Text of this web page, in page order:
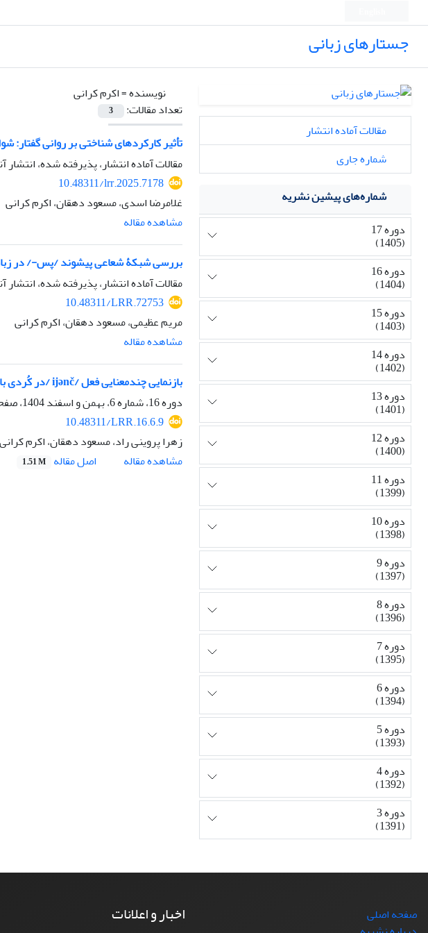
جستارهای زبانی
نویسنده =اکرم کرانی
تعداد مقالات:
3
تأثیر کارکردهای شناختی بر روانی
مقالات آماده انتشار، پذیرفته شده، انتشار
10.48311/lrr.2025.7178
غلامرضا اسدی، مسعود دهقان، اکرم کرانی
مشاهده مقاله
بررسی شبکۀ شعاعی پیشوند /پس-/ در
مقالات آماده انتشار، پذیرفته شده، انتشار
10.48311/LRR.72753
مریم عظیمی، مسعود دهقان، اکرم کرانی
مشاهده مقاله
بازنمایی چند‏معنایی فعل /‏ijənč‏ /در کُردی با تکیه بر نگرش شناختی
دوره 16، شماره 6، بهمن و اسفند 1404، صفحه
10.48311/LRR.16.6.9
زهرا پروینی راد، مسعود دهقان، اکرم کرانی
مشاهده مقاله
اصل مقاله 1.51 M
مقالات آماده انتشار
شماره جاری
شماره‌های پیشین نشریه
دوره 17
(1405)
دوره 16
(1404)
دوره 15
(1403)
دوره 14
(1402)
دوره 13
(1401)
دوره 12
(1400)
دوره 11
(1399)
دوره 10
(1398)
دوره 9
(1397)
دوره 8
(1396)
دوره 7
(1395)
دوره 6
(1394)
دوره 5
(1393)
دوره 4
(1392)
دوره 3
(1391)
صفحه اصلی
اخبار و اعلانات